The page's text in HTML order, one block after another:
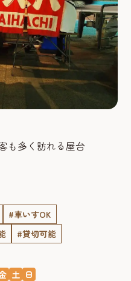
も多く訪れる屋台
#車いすOK
#貸切可能
土 日